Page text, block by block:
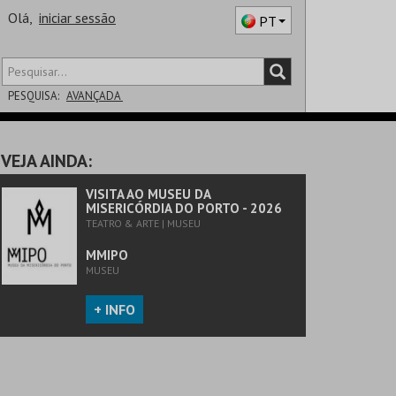
Olá, iniciar sessão PT
PESQUISA: AVANÇADA
SALA
VEJA AINDA:
VISITA AO MUSEU DA
MISERICÓRDIA DO PORTO - 2026
TEATRO & ARTE | MUSEU
MMIPO
MUSEU
+ INFO